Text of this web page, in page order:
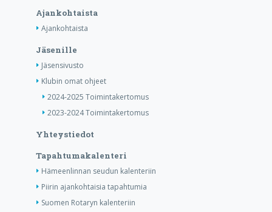
Ajankohtaista
Ajankohtaista
Jäsenille
Jäsensivusto
Klubin omat ohjeet
2024-2025 Toimintakertomus
2023-2024 Toimintakertomus
Yhteystiedot
Tapahtumakalenteri
Hämeenlinnan seudun kalenteriin
Piirin ajankohtaisia tapahtumia
Suomen Rotaryn kalenteriin